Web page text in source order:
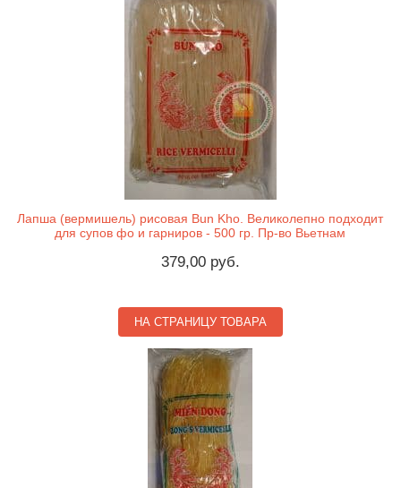
Лапша (вермишель) рисовая Bun Kho. Великолепно подходит
для супов фо и гарниров - 500 гр. Пр-во Вьетнам
379,00 руб.
НА СТРАНИЦУ ТОВАРА